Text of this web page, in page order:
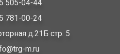
505-04-44
781-00-24
д.21Б стр. 5
m.ru